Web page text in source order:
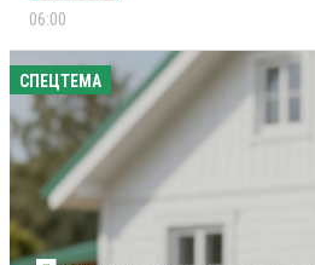
06:00
СПЕЦТЕМА